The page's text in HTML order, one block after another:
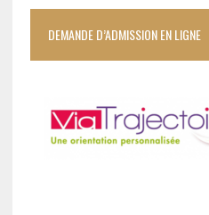
DEMANDE D’ADMISSION EN LIGNE